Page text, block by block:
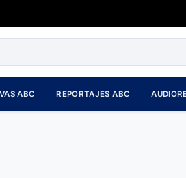
ABC REPORTAJES ABC